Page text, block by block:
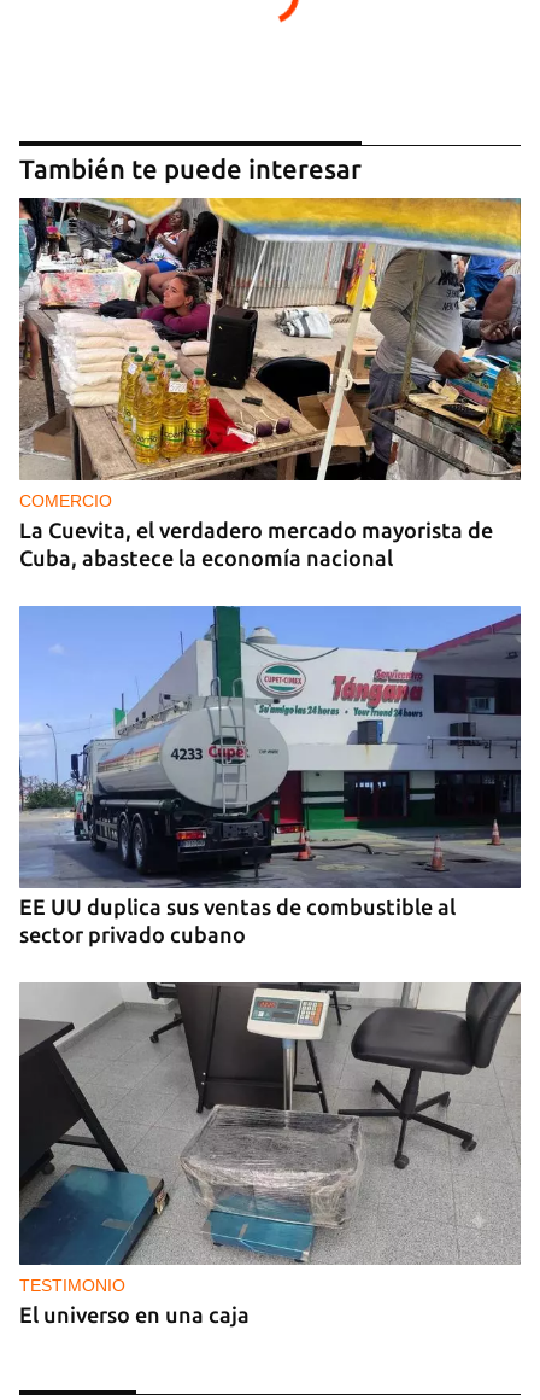
También te puede interesar
COMERCIO
La Cuevita, el verdadero mercado mayorista de
Cuba, abastece la economía nacional
EE UU duplica sus ventas de combustible al
sector privado cubano
TESTIMONIO
El universo en una caja